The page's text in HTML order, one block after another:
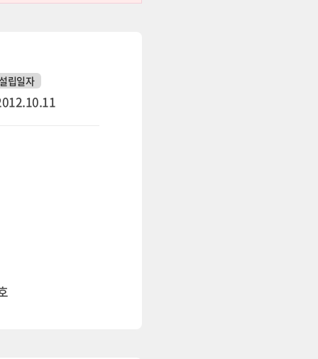
립일자